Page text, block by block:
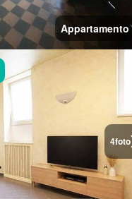
Appartamento
4foto